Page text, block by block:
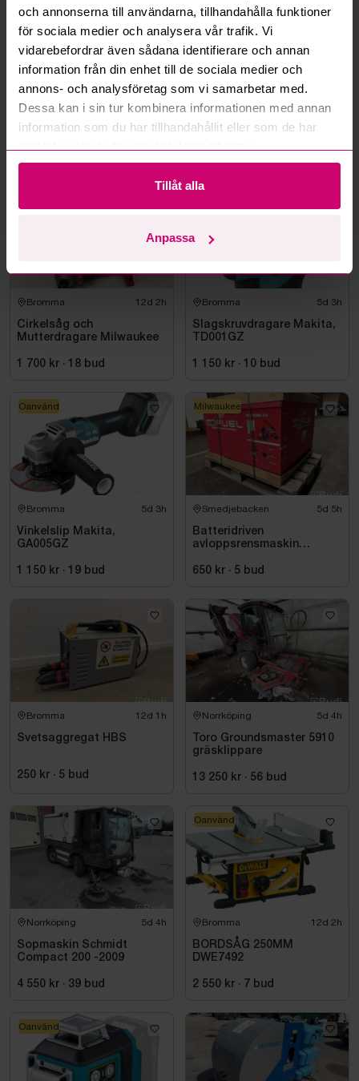
och annonserna till användarna, tillhandahålla funktioner
för sociala medier och analysera vår trafik. Vi
vidarebefordrar även sådana identifierare och annan
information från din enhet till de sociala medier och
annons- och analysföretag som vi samarbetar med.
Dessa kan i sin tur kombinera informationen med annan
information som du har tillhandahållit eller som de har
Tillåt alla
Anpassa
Kan ni frakta mina vunna objekt?
Läs fler frågor och svar
Mer från samma kategori
Bromma 12d 2h
Cirkelsåg och
Mutterdragare Milwaukee
1 700 kr · 18 bud
Bromma 5d 3h
Slagskruvdragare Makita,
TD001GZ
1 150 kr · 10 bud
Bromma 5d 3h
Vinkelslip Makita,
GA005GZ
1 150 kr · 19 bud
Oanvänd
Smedjebacken 5d 5h
Batteridriven
avloppsrensmaskin
FSSM-121 | Oanvänd
650 kr · 5 bud
Milwaukee
Bromma 12d 1h
Svetsaggregat HBS
250 kr · 5 bud
Norrköping 5d 4h
Toro Groundsmaster 5910
gräsklippare
13 250 kr · 56 bud
Norrköping 5d 4h
Sopmaskin Schmidt
Compact 200 -2009
4 550 kr · 39 bud
Bromma 12d 2h
BORDSÅG 250MM
DWE7492
2 550 kr · 7 bud
Oanvänd
Oanvänd